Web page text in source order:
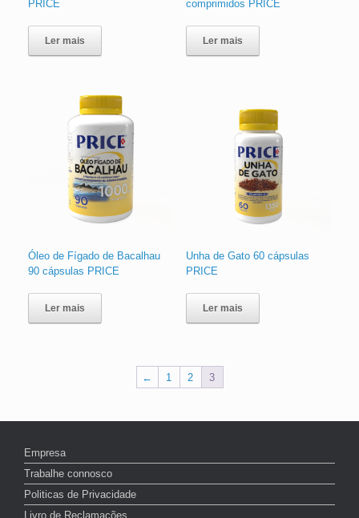
PRICE
Ler mais
comprimidos PRICE
Ler mais
Óleo de Fígado de Bacalhau
90 cápsulas PRICE
Ler mais
Unha de Gato 60 cápsulas
PRICE
Ler mais
← 1 2 3
Empresa
Trabalhe connosco
Politicas de Privacidade
Livro de Reclamações